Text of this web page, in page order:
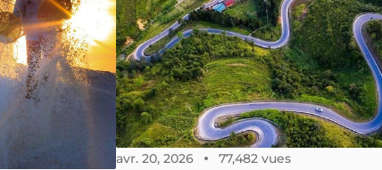
avr. 20, 2026 77,482 vues